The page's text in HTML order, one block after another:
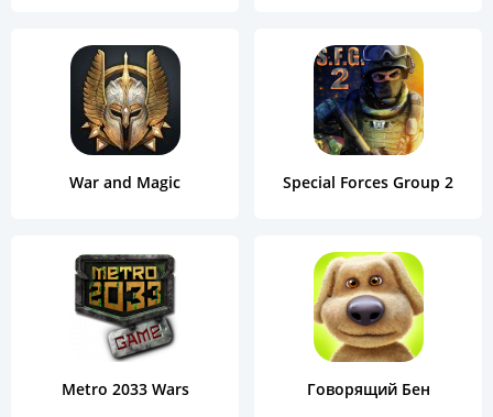
War and Magic Special Forces Group 2
Metro 2033 Wars Говорящий Бен